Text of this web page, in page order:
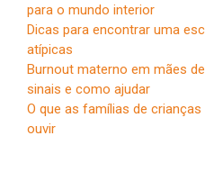
para o mundo interior
Dicas para encontrar uma
atípicas
Burnout materno em mães
sinais e como ajudar
O que as famílias de
ouvir